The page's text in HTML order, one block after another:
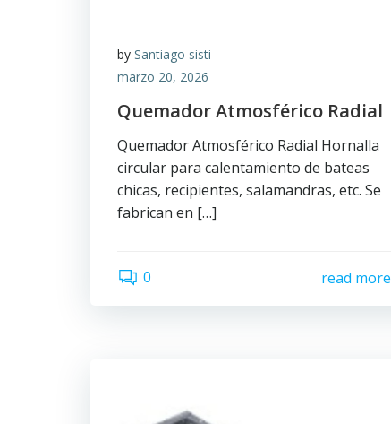
by Santiago sisti
marzo 20, 2026
Quemador Atmosférico Radial
Quemador Atmosférico Radial Hornalla
circular para calentamiento de bateas
chicas, recipientes, salamandras, etc. Se
fabrican en […]
0 read more